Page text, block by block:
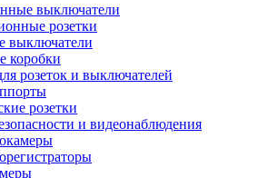
выключатели
розетки
выключатели
коробки
розеток и выключателей
розетки
и видеонаблюдения